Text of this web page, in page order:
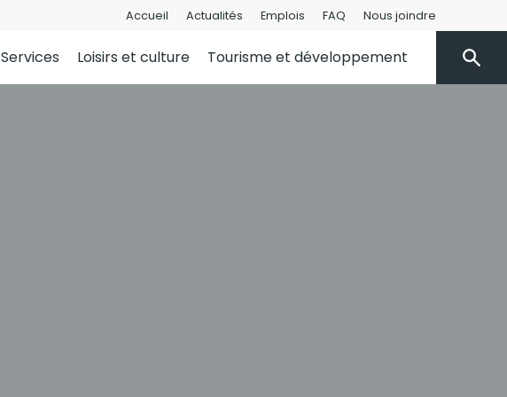
Accueil Actualités Emplois FAQ Nous joindre
Services Loisirs et culture Tourisme et développement